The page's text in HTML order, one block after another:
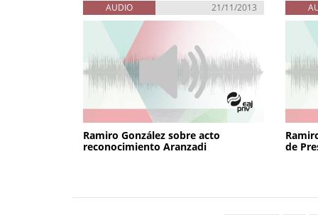
AUDIO 21/11/2013
Ramiro González sobre acto
reconocimiento Aranzadi
de